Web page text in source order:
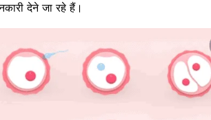
देने जा रहे हैं।